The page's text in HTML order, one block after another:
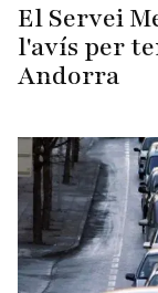
El Servei
l'avís per
Andorra